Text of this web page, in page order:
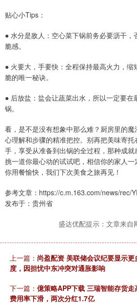
贴心小Tips：
● 水分是敌人：空心菜下锅前务必要沥干，
脆感。
● 火要大，手要快：全程保持最高火力，
脆的唯一秘诀。
● 后放盐：盐会让蔬菜出水，所以一定要在
锅。
看，是不是没有想象中那么难？厨房里的
心理解和步骤的精准把控。别再把美味寄
手，享受从准备到出锅的全过程，那种成
挑一道你最心动的试试吧，相信你的家人
你用餐愉快，我们下次美食之旅再见！
参考文章：https://c.m.163.com/news/rec/
发布于：贵州省
盛达优配提示：文章来自
上一篇： 尚盈配资 美联储会议纪要显示
度，因担忧中东冲突对通胀影响
下一篇： 億策略APP下载 三瑞智能存货
费用率下滑，两次分红1.7亿